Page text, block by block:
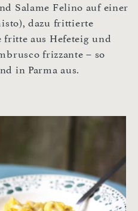
Salame Felino auf einer
dazu frittierte
aus Hefeteig und
frizzante – so
in Parma aus.